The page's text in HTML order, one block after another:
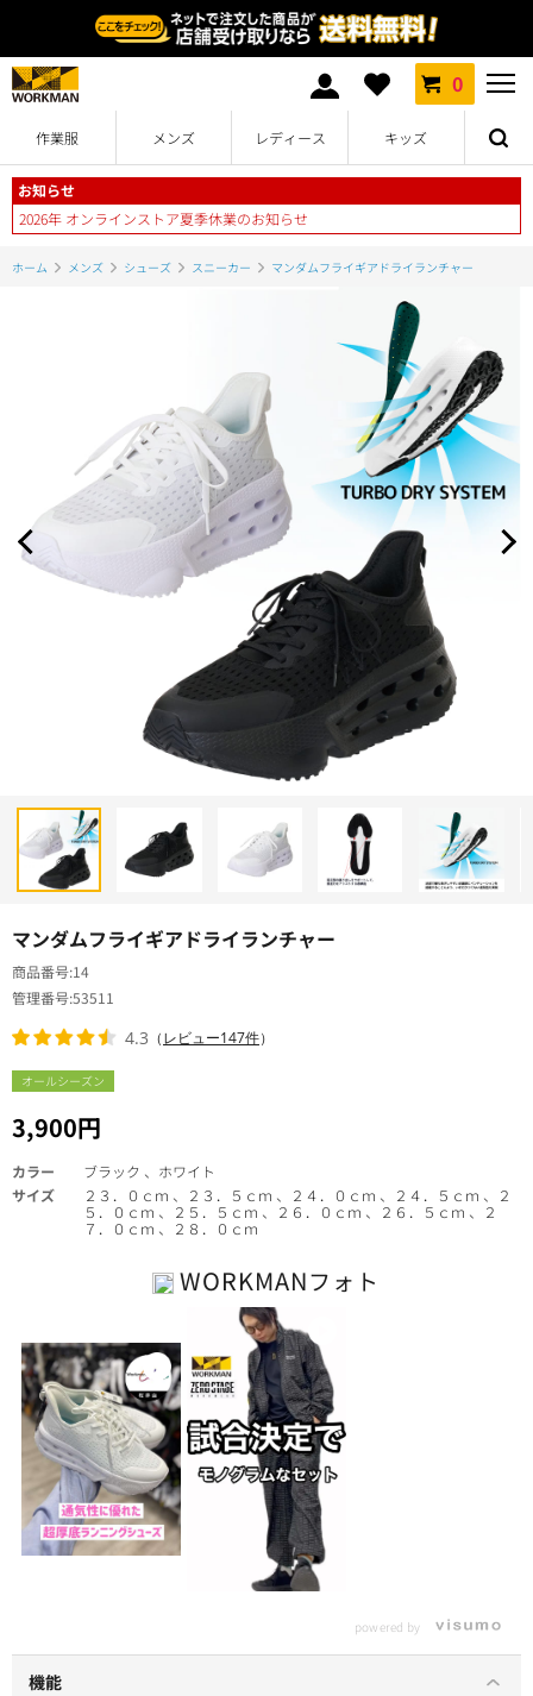
0
作業服 メンズ レディース キッズ
お知らせ
2026年 オンラインストア夏季休業のお知らせ
ホーム メンズ シューズ スニーカー マンダムフライギアドライランチャー
マンダムフライギアドライランチャー
オールシーズン
3,900円
商品番号 14
管理番号53511
4.3 （レビュー147件）
カラー
ブラック 、ホワイト
サイズ
２３．０ｃｍ 、２３．５ｃｍ 、２４．０ｃｍ 、２４．５ｃｍ 、２
５．０ｃｍ 、２５．５ｃｍ 、２６．０ｃｍ 、２６．５ｃｍ 、２
７．０ｃｍ 、２８．０ｃｍ
WORKMANフォト
powered by
機能